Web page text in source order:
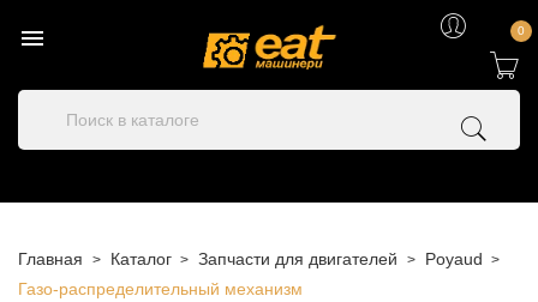
 0
Главная Каталог Запчасти для двигателей
Poyaud
Газо-распределительный механизм